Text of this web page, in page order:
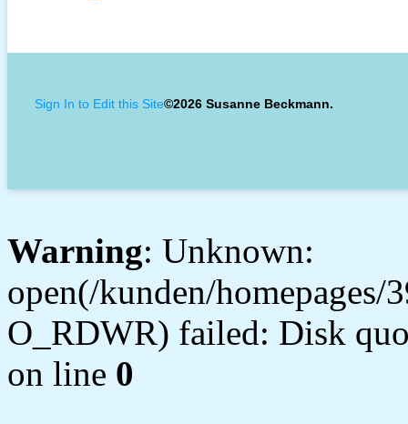
Sign In to Edit this Site©2026 Susanne Beckmann.
Warning: Unknown:
open(/kunden/
O_RDWR) failed: Disk
on line 0